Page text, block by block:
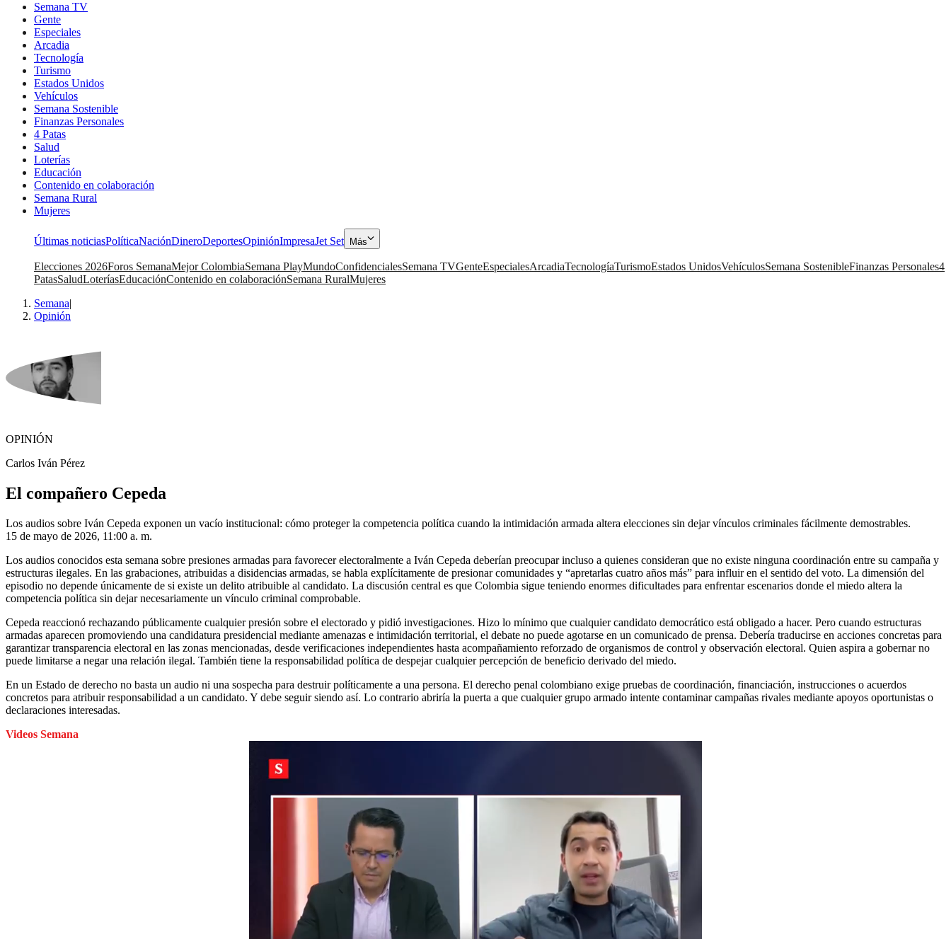
Semana TV
Gente
Especiales
Arcadia
Tecnología
Turismo
Estados Unidos
Vehículos
Semana Sostenible
Finanzas Personales
4 Patas
Salud
Loterías
Educación
Contenido en colaboración
Semana Rural
Mujeres
Últimas noticiasPolíticaNaciónDineroDeportesOpiniónImpresaJet Set Más
Elecciones 2026Foros SemanaMejor ColombiaSemana PlayMundoConfidencialesSemana TVGenteEspecialesArcadiaTecnologíaTurismoEstados UnidosVehículosSemana SostenibleFinanzas Personales4
PatasSaludLoteríasEducaciónContenido en colaboraciónSemana RuralMujeres
Semana|
Opinión
OPINIÓN
Carlos Iván Pérez
El compañero Cepeda
Los audios sobre Iván Cepeda exponen un vacío institucional: cómo proteger la competencia política cuando la intimidación armada altera elecciones sin dejar vínculos criminales fácilmente demostrables.
15 de mayo de 2026, 11:00 a. m.
Los audios conocidos esta semana sobre presiones armadas para favorecer electoralmente a Iván Cepeda deberían preocupar incluso a quienes consideran que no existe ninguna coordinación entre su campaña y
estructuras ilegales. En las grabaciones, atribuidas a disidencias armadas, se habla explícitamente de presionar comunidades y “apretarlas cuatro años más” para influir en el sentido del voto. La dimensión del
episodio no depende únicamente de si existe un delito atribuible al candidato. La discusión central es que Colombia sigue teniendo enormes dificultades para enfrentar escenarios donde el miedo altera la
competencia política sin dejar necesariamente un vínculo criminal comprobable.
Cepeda reaccionó rechazando públicamente cualquier presión sobre el electorado y pidió investigaciones. Hizo lo mínimo que cualquier candidato democrático está obligado a hacer. Pero cuando estructuras
armadas aparecen promoviendo una candidatura presidencial mediante amenazas e intimidación territorial, el debate no puede agotarse en un comunicado de prensa. Debería traducirse en acciones concretas para
garantizar transparencia electoral en las zonas mencionadas, desde verificaciones independientes hasta acompañamiento reforzado de organismos de control y observación electoral. Quien aspira a gobernar no
puede limitarse a negar una relación ilegal. También tiene la responsabilidad política de despejar cualquier percepción de beneficio derivado del miedo.
En un Estado de derecho no basta un audio ni una sospecha para destruir políticamente a una persona. El derecho penal colombiano exige pruebas de coordinación, financiación, instrucciones o acuerdos
concretos para atribuir responsabilidad a un candidato. Y debe seguir siendo así. Lo contrario abriría la puerta a que cualquier grupo armado intente contaminar campañas rivales mediante apoyos oportunistas o
declaraciones interesadas.
Videos Semana